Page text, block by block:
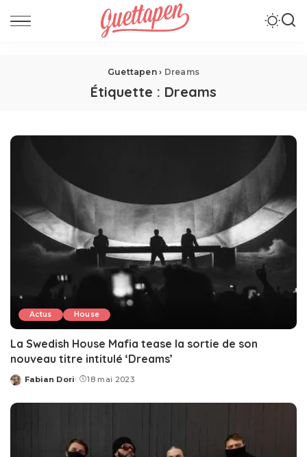
Guettapen› Dreams
Étiquette : Dreams
Actus House
La Swedish House Mafia tease la sortie de son
nouveau titre intitulé ‘Dreams’
Posted
Fabian Dori 18 mai 2023